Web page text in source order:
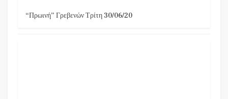
“Πρωινή” Γρεβενών Τρίτη 30/06/20